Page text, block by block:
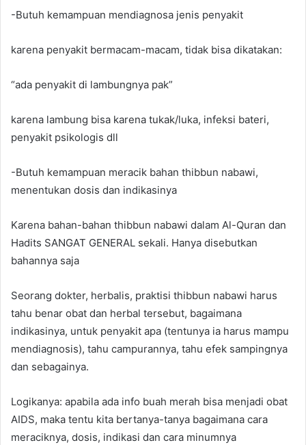
-Butuh kemampuan mendiagnosa jenis penyakit
karena penyakit bermacam-macam, tidak bisa dikatakan:
“ada penyakit di lambungnya pak”
karena lambung bisa karena tukak/luka, infeksi bateri,
penyakit psikologis dll
-Butuh kemampuan meracik bahan thibbun nabawi,
menentukan dosis dan indikasinya
Karena bahan-bahan thibbun nabawi dalam Al-Quran dan
Hadits SANGAT GENERAL sekali. Hanya disebutkan
bahannya saja
Seorang dokter, herbalis, praktisi thibbun nabawi harus
tahu benar obat dan herbal tersebut, bagaimana
indikasinya, untuk penyakit apa (tentunya ia harus mampu
mendiagnosis), tahu campurannya, tahu efek sampingnya
dan sebagainya.
Logikanya: apabila ada info buah merah bisa menjadi obat
AIDS, maka tentu kita bertanya-tanya bagaimana cara
meraciknya, dosis, indikasi dan cara minumnya